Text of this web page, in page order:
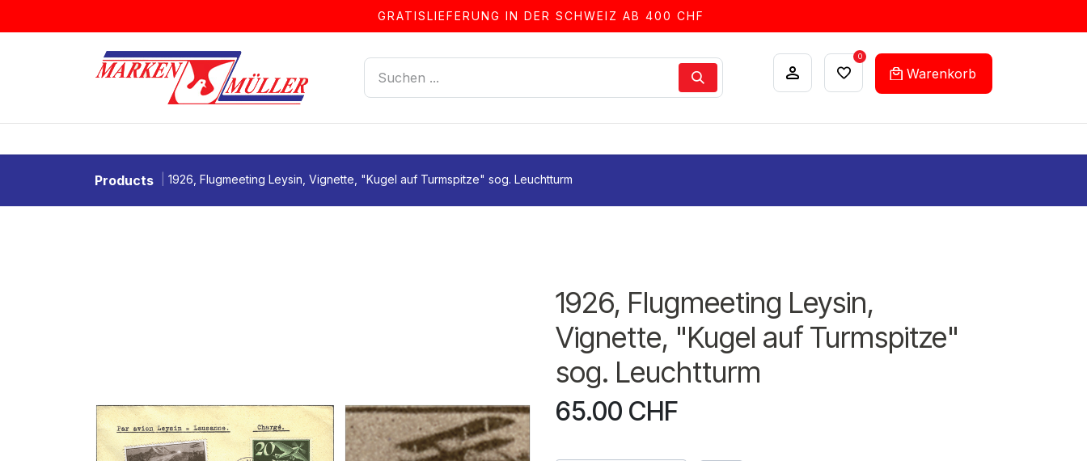
GRATISLIEFERUNG IN DER SCHWEIZ AB 400 CHF
0
Warenkorb
Products 1926, Flugmeeting Leysin, Vignette, "Kugel auf Turmspitze" sog. Leuchtturm
1926, Flugmeeting Leysin,
Vignette, "Kugel auf Turmspitze"
sog. Leuchtturm
65.00 CHF